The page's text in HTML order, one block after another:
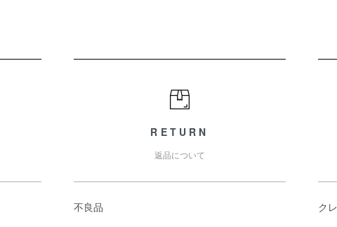
RETURN
返品について
不良品
ク